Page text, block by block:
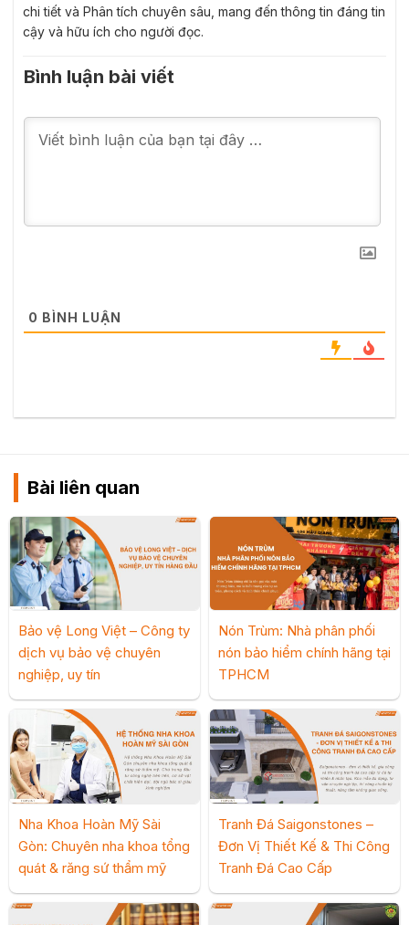
chi tiết và Phân tích chuyên sâu, mang đến thông tin đáng tin
cậy và hữu ích cho người đọc.
Bình luận bài viết
0 BÌNH LUẬN
Bài liên quan
Bảo vệ Long Việt – Công ty
dịch vụ bảo vệ chuyên
nghiệp, uy tín
Nón Trùm: Nhà phân phối
nón bảo hiểm chính hãng tại
TPHCM
Nha Khoa Hoàn Mỹ Sài
Gòn: Chuyên nha khoa tổng
quát & răng sứ thẩm mỹ
Tranh Đá Saigonstones –
Đơn Vị Thiết Kế & Thi Công
Tranh Đá Cao Cấp